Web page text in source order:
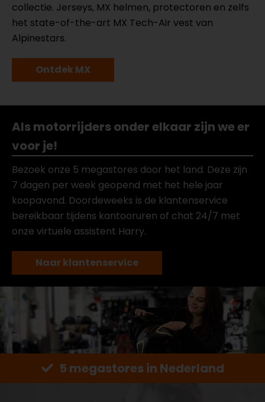
collectie. Jerseys, MX helmen, protectoren en zelfs
het state-of-the-art MX Tech-Air vest van
Alpinestars.
Ontdek MX
Als motorrijders onder elkaar zijn we er
voor je!
Bezoek onze 5 megastores door het land. Deze zijn
7 dagen per week geopend met het hele jaar
koopavond. Doordeweeks is de klantenservice
bereikbaar tijdens kantooruren of chat 24/7 met
onze virtuele assistent Harry.
Naar klantenservice
5 megastores in Nederland